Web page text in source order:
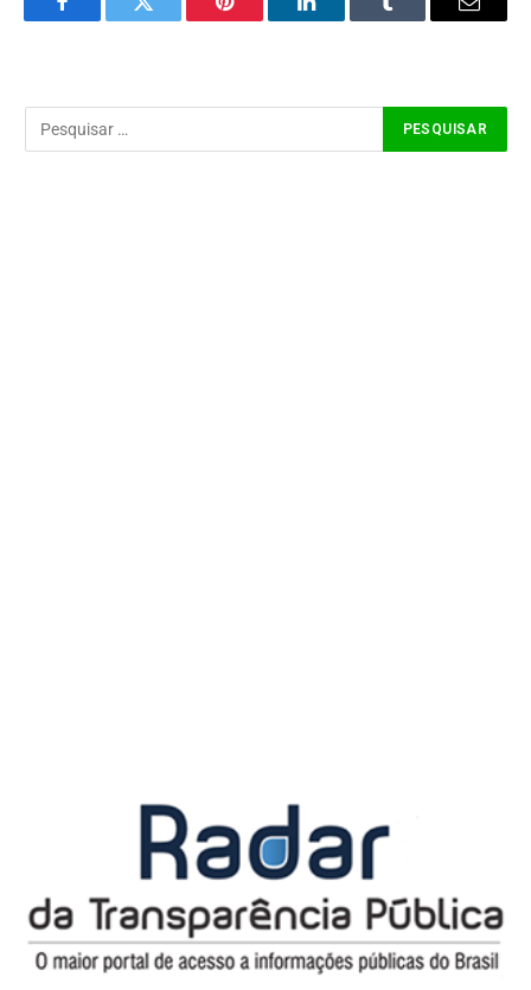
FacebookTwitter Pinterest LinkedInTumblr Email